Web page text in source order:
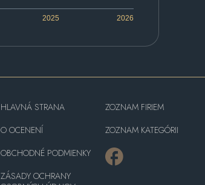
2025 2026
HLAVNÁ STRANA
O OCENENÍ
OBCHODNÉ PODMIENKY
ZÁSADY OCHRANY
ZOZNAM FIRIEM
ZOZNAM KATEGÓRII